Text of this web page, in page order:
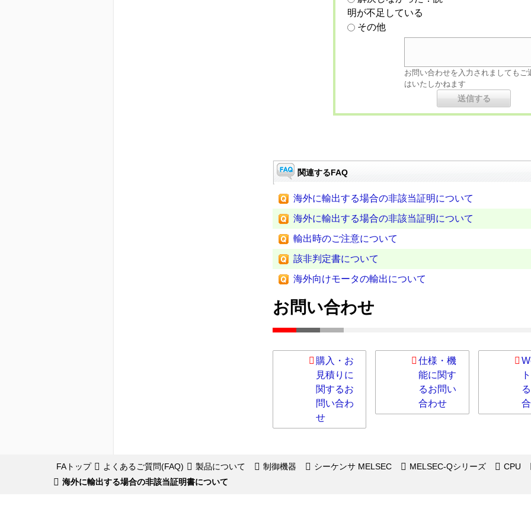
明が不足している
その他
お問い合わせを入力されましてもご
はいたしかねます
関連するFAQ
海外に輸出する場合の非該当証明について
海外に輸出する場合の非該当証明について
輸出時のご注意について
該非判定書について
海外向けモータの輸出について
お問い合わせ
購入・お
見積りに
関するお
問い合わ
せ
仕様・機
能に関す
るお問い
合わせ
FAトップ よくあるご質問(FAQ) 製品について 制御機器 シーケンサ MELSEC MELSEC-Qシリーズ
CPU
海外に輸出する場合の非該当証明書について